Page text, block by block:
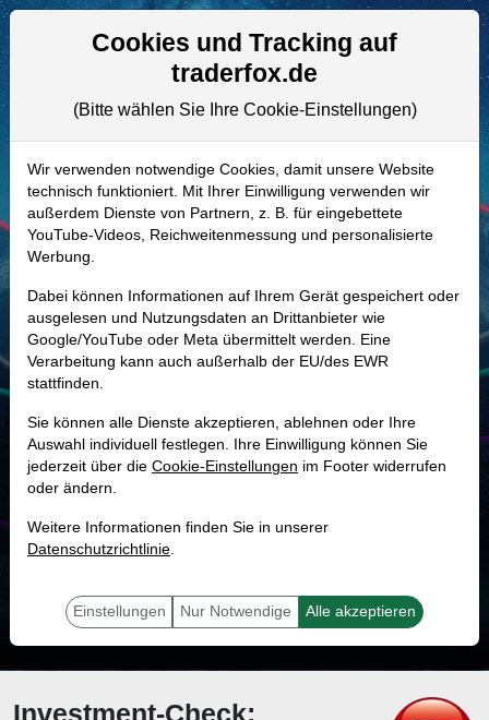
Aktien- und Artikelsuche
881535 | REGN–Regeneron
Pharmaceuticals Aktie
Realtime-Aktienkurs:
- - -
-
Marktkapitalisierung 79,45 Mrd. USD
Unternehmenswert
Umsatz 14,34 Mrd. USD
62.1 %
mit dieser Aktie erfolgreich sein.
Investment-Check:
Cookies und Tracking auf
traderfox.de
(Bitte wählen Sie Ihre Cookie-Einstellungen)
Wir verwenden notwendige Cookies, damit unsere Website
technisch funktioniert. Mit Ihrer Einwilligung verwenden wir
außerdem Dienste von Partnern, z. B. für eingebettete
YouTube-Videos, Reichweitenmessung und personalisierte
Werbung.
Dabei können Informationen auf Ihrem Gerät gespeichert oder
ausgelesen und Nutzungsdaten an Drittanbieter wie
Google/YouTube oder Meta übermittelt werden. Eine
Verarbeitung kann auch außerhalb der EU/des EWR
stattfinden.
Sie können alle Dienste akzeptieren, ablehnen oder Ihre
Auswahl individuell festlegen. Ihre Einwilligung können Sie
jederzeit über die Cookie-Einstellungen im Footer widerrufen
oder ändern.
Weitere Informationen finden Sie in unserer
Datenschutzrichtlinie.
Einstellungen Nur Notwendige Alle akzeptieren